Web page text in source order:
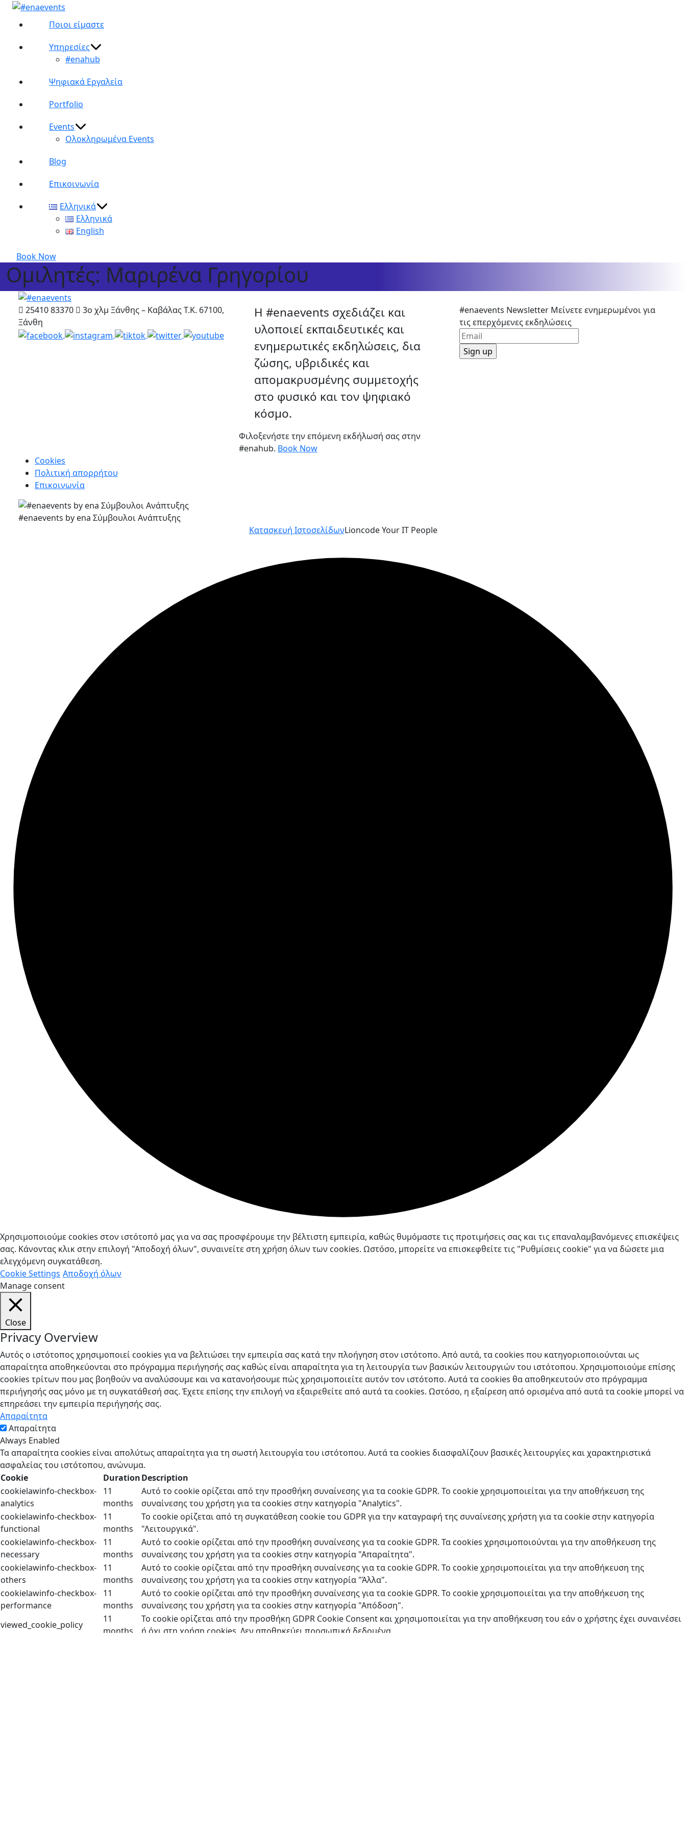
Ποιοι είμαστε
Υπηρεσίες
#enahub
Ψηφιακά Εργαλεία
Portfolio
Events
Ολοκληρωμένα Events
Blog
Επικοινωνία
Ελληνικά
Ελληνικά
English
Book Now
Ομιλητές: Μαριρένα Γρηγορίου
25410 83370
3ο χλμ Ξάνθης – Καβάλας Τ.Κ. 67100,
Ξάνθη
Η #enaevents σχεδιάζει και
υλοποιεί εκπαιδευτικές και
ενημερωτικές εκδηλώσεις, δια
ζώσης, υβριδικές και
απομακρυσμένης συμμετοχής
στο φυσικό και τον ψηφιακό
κόσμο.
Φιλοξενήστε την επόμενη εκδήλωσή σας στην
#enahub. Book Now
#enaevents Newsletter Μείνετε ενημερωμένοι για
τις επερχόμενες εκδηλώσεις
Cookies
Πολιτική απορρήτου
Επικοινωνία
#enaevents by ena Σύμβουλοι Ανάπτυξης
Κατασκευή ΙστοσελίδωνLioncode Your IT People
Χρησιμοποιούμε cookies στον ιστότοπό μας για να σας προσφέρουμε την βέλτιστη εμπειρία, καθώς θυμόμαστε τις προτιμήσεις σας και τις επαναλαμβανόμενες επισκέψεις
σας. Κάνοντας κλικ στην επιλογή "Αποδοχή όλων", συναινείτε στη χρήση όλων των cookies. Ωστόσο, μπορείτε να επισκεφθείτε τις "Ρυθμίσεις cookie" για να δώσετε μια
ελεγχόμενη συγκατάθεση.
Cookie Settings Αποδοχή όλων
Manage consent
Close
Privacy Overview
Αυτός ο ιστότοπος χρησιμοποιεί cookies για να βελτιώσει την εμπειρία σας κατά την πλοήγηση στον ιστότοπο. Από αυτά, τα cookies που κατηγοριοποιούνται ως
απαραίτητα αποθηκεύονται στο πρόγραμμα περιήγησής σας καθώς είναι απαραίτητα για τη λειτουργία των βασικών λειτουργιών του ιστότοπου. Χρησιμοποιούμε επίσης
cookies τρίτων που μας βοηθούν να αναλύσουμε και να κατανοήσουμε πώς χρησιμοποιείτε αυτόν τον ιστότοπο. Αυτά τα cookies θα αποθηκευτούν στο πρόγραμμα
περιήγησής σας μόνο με τη συγκατάθεσή σας. Έχετε επίσης την επιλογή να εξαιρεθείτε από αυτά τα cookies. Ωστόσο, η εξαίρεση από ορισμένα από αυτά τα cookie μπορεί να
επηρεάσει την εμπειρία περιήγησής σας.
Απαραίτητα
Απαραίτητα
Always Enabled
Τα απαραίτητα cookies είναι απολύτως απαραίτητα για τη σωστή λειτουργία του ιστότοπου. Αυτά τα cookies διασφαλίζουν βασικές λειτουργίες και χαρακτηριστικά
ασφαλείας του ιστότοπου, ανώνυμα.
Cookie
DurationDescription
cookielawinfo-checkbox-
analytics
11
months
Αυτό το cookie ορίζεται από την προσθήκη συναίνεσης για τα cookie GDPR. Το cookie χρησιμοποιείται για την αποθήκευση της
συναίνεσης του χρήστη για τα cookies στην κατηγορία "Analytics".
cookielawinfo-checkbox-
functional
11
months
Το cookie ορίζεται από τη συγκατάθεση cookie του GDPR για την καταγραφή της συναίνεσης χρήστη για τα cookie στην κατηγορία
"Λειτουργικά".
cookielawinfo-checkbox-
necessary
11
months
Αυτό το cookie ορίζεται από την προσθήκη συναίνεσης για τα cookie GDPR. Τα cookies χρησιμοποιούνται για την αποθήκευση της
συναίνεσης του χρήστη για τα cookies στην κατηγορία "Απαραίτητα".
cookielawinfo-checkbox-
others
11
months
Αυτό το cookie ορίζεται από την προσθήκη συναίνεσης για τα cookie GDPR. Το cookie χρησιμοποιείται για την αποθήκευση της
συναίνεσης του χρήστη για τα cookies στην κατηγορία "Άλλα".
cookielawinfo-checkbox-
performance
11
months
Αυτό το cookie ορίζεται από την προσθήκη συναίνεσης για τα cookie GDPR. Το cookie χρησιμοποιείται για την αποθήκευση της
συναίνεσης του χρήστη για τα cookies στην κατηγορία "Απόδοση".
viewed_cookie_policy
11
months
Το cookie ορίζεται από την προσθήκη GDPR Cookie Consent και χρησιμοποιείται για την αποθήκευση του εάν ο χρήστης έχει συναινέσει
ή όχι στη χρήση cookies. Δεν αποθηκεύει προσωπικά δεδομένα.